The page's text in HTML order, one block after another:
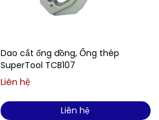
Dao cắt ống đồng, Ống thép
SuperTool TCB107
Liên hệ
Liên hệ